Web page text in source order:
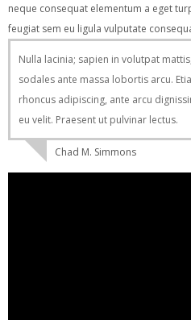
neque consequat elementum a eget
feugiat sem eu ligula vulputate
Nulla lacinia; sapien in volutpat
sodales ante massa lobortis arcu.
rhoncus adipiscing, ante arcu
eu velit. Praesent ut pulvinar lectus.
Chad M. Simmons